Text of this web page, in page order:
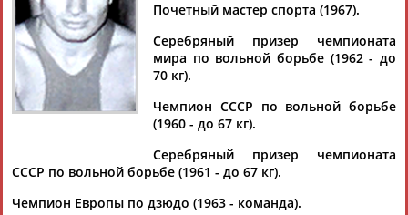
Аслаудин
АБАЕВ
Елена
АБАИМОВА
АБАКУМОВА
АБАЛАКИНА
Тамилла
АБАСОВА
Рамазан
АБАЧАРАЕВ
Почетный мастер спорта (1967).
Серебряный призер чемпионата
мира по вольной борьбе (1962 - до
70 кг).
Чемпион СССР по вольной борьбе
(1960 - до 67 кг).
Серебряный призер чемпионата
СССР по вольной борьбе (1961 - до 67 кг).
Чемпион Европы по дзюдо (1963 - команда).